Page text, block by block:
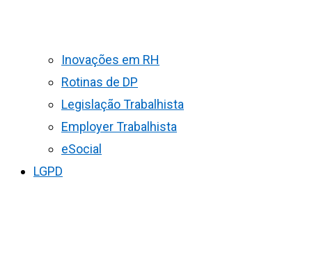
Inovações em RH
Rotinas de DP
Legislação Trabalhista
Employer Trabalhista
eSocial
LGPD